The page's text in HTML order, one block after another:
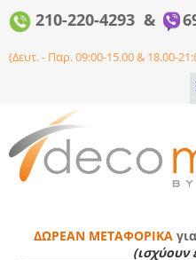
210-220-4293 &
(Δευτ. - Παρ. 09:00-15.00 & 18.00-
ΔΩΡΕΑΝ ΜΕΤΑΦΟΡΙΚΑ
(ισχύουν